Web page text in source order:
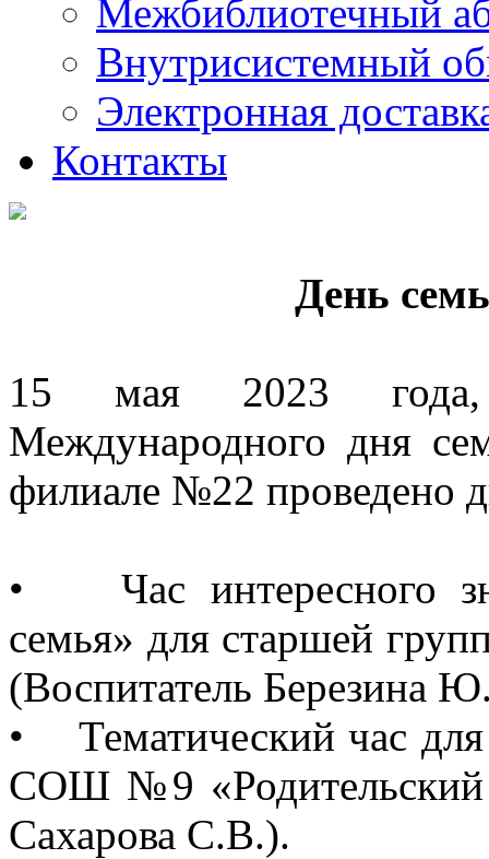
Межбиблиотечный
Внутрисистемный
Электронная
Контакты
День
15 мая 2023 года,
Международного дня
филиале №22 проведено
• Час интересного
семья» для старшей
(Воспитатель Березина
• Тематический час
СОШ №9 «Родительский
Сахарова С.В.).